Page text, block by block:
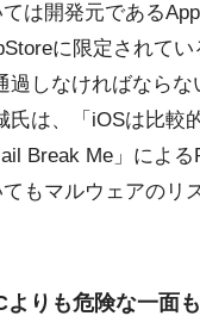
は開発元である
に限定されて
過しなければなら
は、「iOSは比較
Break Me」によ
もマルウェアのリ
りも危険な一面も